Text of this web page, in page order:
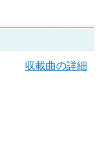
収載曲の詳細